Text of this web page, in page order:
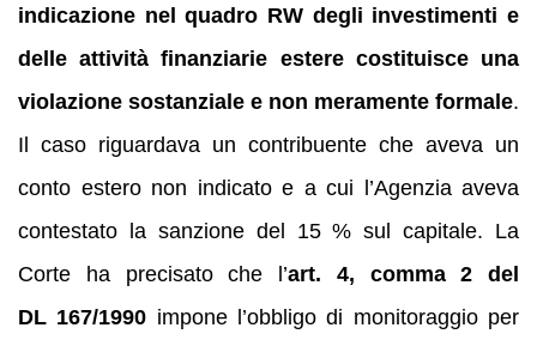
indicazione nel quadro RW degli investimenti e
delle attività finanziarie estere costituisce una
violazione sostanziale e non meramente formale.
Il caso riguardava un contribuente che aveva un
conto estero non indicato e a cui l’Agenzia aveva
contestato la sanzione del 15 % sul capitale. La
Corte ha precisato che l’art. 4, comma 2 del
DL 167/1990 impone l’obbligo di monitoraggio per